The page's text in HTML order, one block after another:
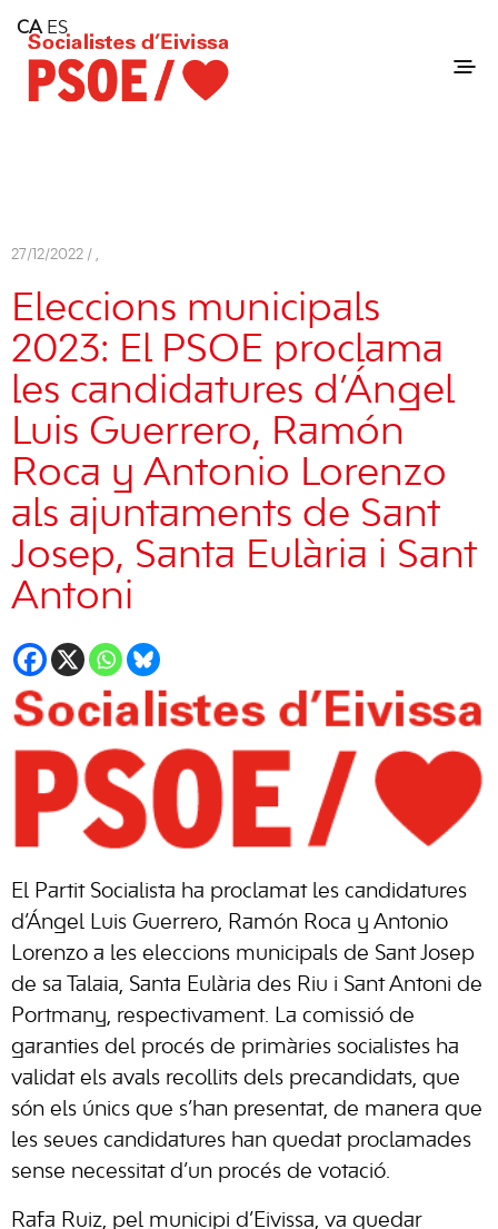
Consell Insular d'Eivissa
Services
Contact
27/12/2022 / ,
Eleccions municipals
2023: El PSOE proclama
les candidatures d’Ángel
Luis Guerrero, Ramón
Roca y Antonio Lorenzo
als ajuntaments de Sant
Josep, Santa Eulària i Sant
Antoni
El Partit Socialista ha proclamat les candidatures
d’Ángel Luis Guerrero, Ramón Roca y Antonio
Lorenzo a les eleccions municipals de Sant Josep
de sa Talaia, Santa Eulària des Riu i Sant Antoni de
Portmany, respectivament. La comissió de
garanties del procés de primàries socialistes ha
validat els avals recollits dels precandidats, que
són els únics que s’han presentat, de manera que
les seues candidatures han quedat proclamades
sense necessitat d’un procés de votació.
Rafa Ruiz, pel municipi d’Eivissa, va quedar
CA ES